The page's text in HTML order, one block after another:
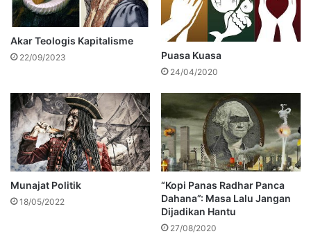
Akar Teologis Kapitalisme
22/09/2023 Puasa Kuasa
24/04/2020
Munajat Politik
18/05/2022
“Kopi Panas Radhar Panca
Dahana”: Masa Lalu Jangan
Dijadikan Hantu
27/08/2020